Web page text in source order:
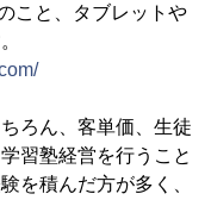
こと、タブレットや
ろん、客単価、生徒
習塾経営を行うこと
を積んだ方が多く、